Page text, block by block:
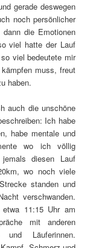
gerade deswegen
noch persönlicher
die Emotionen
viel hatte der Lauf
viel bedeutete mir
muss, freut
haben.
auch die unschöne
Ich habe
habe mentale und
wo ich völlig
diesen Lauf
wo noch viele
standen und
verschwanden.
11:15 Uhr am
mit anderen
und Läuferinnen.